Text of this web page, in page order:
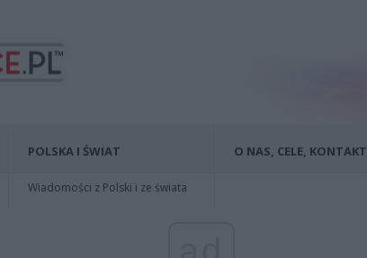
POLSKA I ŚWIAT
Wiadomości z Polski i ze świata
O NAS, CELE, KONTAKT